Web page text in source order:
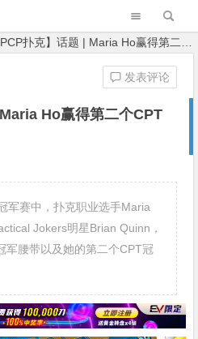
扑克】话题 | Maria Ho赢得第二个CPT冠军头衔
Ho赢得第二个CPT
发表评论
军赛中，扑克职业选手Maria
Jokers明星Brian Quinn，
军腰带以及她的第二个CPT冠